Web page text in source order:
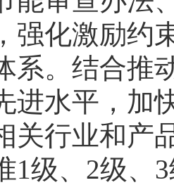
强化激励约
系。结合推
进水平，加
关行业和产
1级、2级、